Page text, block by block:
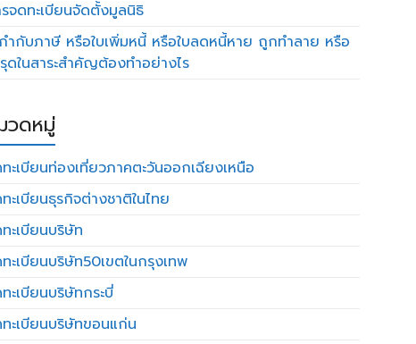
จดทะเบียนจัดตั้งมูลนิธิ
ำกับภาษี หรือใบเพิ่มหนี้ หรือใบลดหนี้หาย ถูกทำลาย หรือ
ดในสาระสำคัญต้องทำอย่างไร
วดหมู่
ะเบียนท่องเที่ยวภาคตะวันออกเฉียงเหนือ
ะเบียนธุรกิจต่างชาติในไทย
ะเบียนบริษัท
ะเบียนบริษัท50เขตในกรุงเทพ
ะเบียนบริษัทกระบี่
ะเบียนบริษัทขอนแก่น